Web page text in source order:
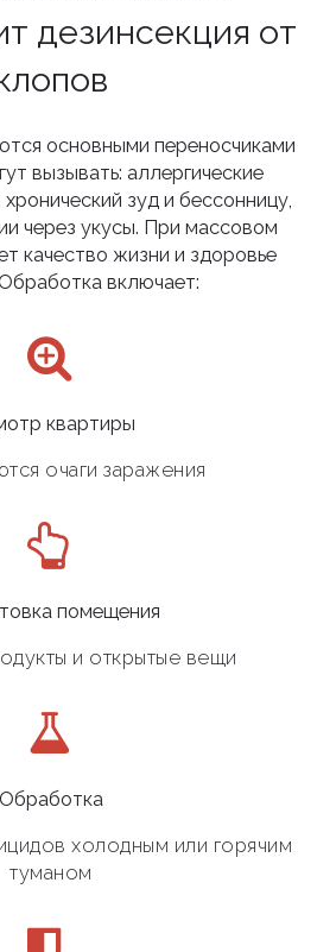
дезинсекция от
основными переносчиками
вызывать: аллергические
зуд и бессонницу,
через укусы. При массовом
качество жизни и здоровье
включает:
квартиры
очаги заражения
помещения
и открытые вещи
Обработка
холодным или горячим
туманом